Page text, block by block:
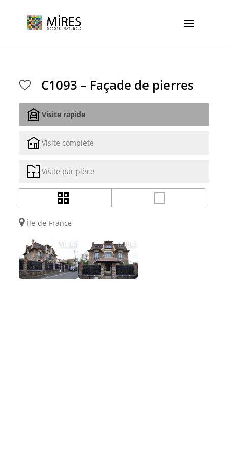
C1093 – Façade de pierres
Visite rapide
Visite complète
Visite par pièce
Île-de-France